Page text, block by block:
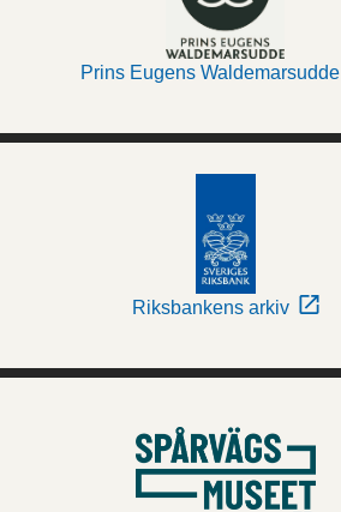
Prins Eugens Waldemarsudde
Riksbankens arkiv